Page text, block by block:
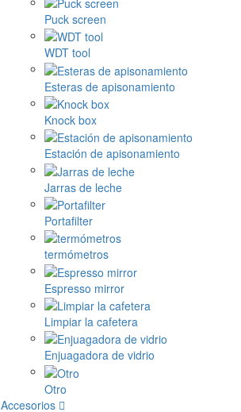
Puck screen
WDT tool
Esteras de apisonamiento
Knock box
Estación de apisonamiento
Jarras de leche
Portafilter
termómetros
Espresso mirror
Limpiar la cafetera
Enjuagadora de vidrio
Otro
Accesorios